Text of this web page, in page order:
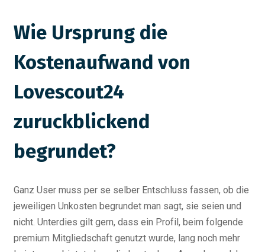
Wie Ursprung die
Kostenaufwand von
Lovescout24
zuruckblickend
begrundet?
Ganz User muss per se selber Entschluss fassen, ob die
jeweiligen Unkosten begrundet man sagt, sie seien und
nicht. Unterdies gilt gern, dass ein Profil, beim folgende
premium Mitgliedschaft genutzt wurde, lang noch mehr